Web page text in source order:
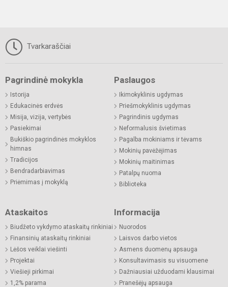
Tvarkaraščiai
Pagrindinė mokykla
Istorija
Edukacinės erdvės
Misija, vizija, vertybės
Pasiekimai
Bukiškio pagrindinės mokyklos
himnas
Tradicijos
Bendradarbiavimas
Priėmimas į mokyklą
Paslaugos
Ikimokyklinis ugdymas
Priešmokyklinis ugdymas
Pagrindinis ugdymas
Neformalusis švietimas
Pagalba mokiniams ir tėvams
Mokinių pavėžėjimas
Mokinių maitinimas
Patalpų nuoma
Biblioteka
Ataskaitos
Biudžeto vykdymo ataskaitų rinkiniai
Finansinių ataskaitų rinkiniai
Lėšos veiklai viešinti
Projektai
Viešieji pirkimai
1,2% parama
Informacija
Nuorodos
Laisvos darbo vietos
Asmens duomenų apsauga
Konsultavimasis su visuomene
Dažniausiai užduodami klausimai
Pranešėjų apsauga